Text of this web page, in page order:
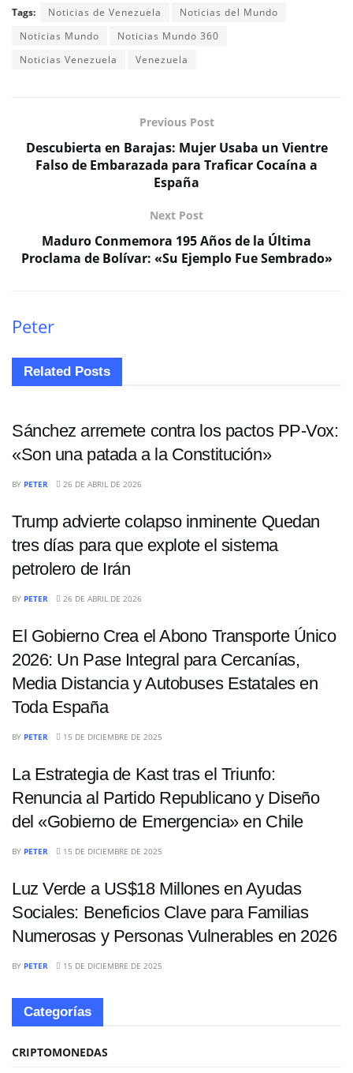
Tags: Noticias de Venezuela
Noticias del Mundo
Noticias Mundo
Noticias Mundo 360
Noticias Venezuela
Venezuela
Previous Post
Descubierta en Barajas: Mujer Usaba un Vientre
Falso de Embarazada para Traficar Cocaína a
España
Next Post
Maduro Conmemora 195 Años de la Última
Proclama de Bolívar: «Su Ejemplo Fue Sembrado»
Peter
Related Posts
INTERNACIONALES
Sánchez arremete contra los pactos PP-Vox:
«Son una patada a la Constitución»
BY PETER 26 DE ABRIL DE 2026
Trump advierte colapso inminente Quedan
tres días para que explote el sistema
petrolero de Irán
BY PETER 26 DE ABRIL DE 2026
El Gobierno Crea el Abono Transporte Único
2026: Un Pase Integral para Cercanías,
Media Distancia y Autobuses Estatales en
Toda España
BY PETER 15 DE DICIEMBRE DE 2025
La Estrategia de Kast tras el Triunfo:
Renuncia al Partido Republicano y Diseño
del «Gobierno de Emergencia» en Chile
BY PETER 15 DE DICIEMBRE DE 2025
Luz Verde a US$18 Millones en Ayudas
Sociales: Beneficios Clave para Familias
Numerosas y Personas Vulnerables en 2026
BY PETER 15 DE DICIEMBRE DE 2025
Categorías
CRIPTOMONEDAS